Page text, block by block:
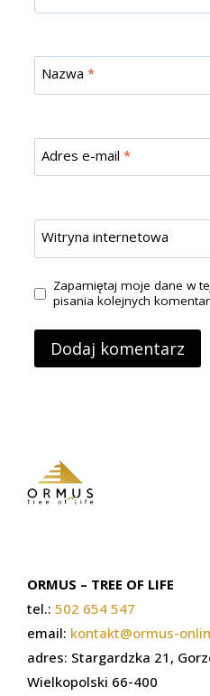
Nazwa *
Adres e-mail *
Witryna internetowa
Zapamiętaj moje dane w
pisania kolejnych
ORMUS – TREE OF LIFE
tel.: 502 654 547
email: kontakt@ormus-
adres: Stargardzka 21,
Wielkopolski 66-400